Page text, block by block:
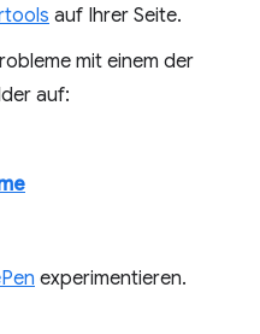
auf Ihrer Seite.
mit einem der
auf:
experimentieren.